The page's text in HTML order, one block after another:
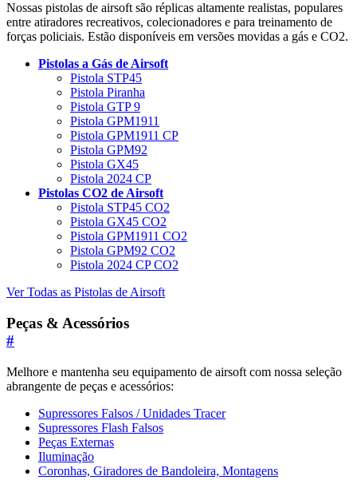
Nossas pistolas de airsoft são réplicas altamente realistas, populares
entre atiradores recreativos, colecionadores e para treinamento de
forças policiais. Estão disponíveis em versões movidas a gás e CO2.
Pistolas a Gás de Airsoft
Pistola STP45
Pistola Piranha
Pistola GTP 9
Pistola GPM1911
Pistola GPM1911 CP
Pistola GPM92
Pistola GX45
Pistola 2024 CP
Pistolas CO2 de Airsoft
Pistola STP45 CO2
Pistola GX45 CO2
Pistola GPM1911 CO2
Pistola GPM92 CO2
Pistola 2024 CP CO2
Ver Todas as Pistolas de Airsoft
Peças & Acessórios
#
Melhore e mantenha seu equipamento de airsoft com nossa seleção
abrangente de peças e acessórios:
Supressores Falsos / Unidades Tracer
Supressores Flash Falsos
Peças Externas
Iluminação
Coronhas, Giradores de Bandoleira, Montagens